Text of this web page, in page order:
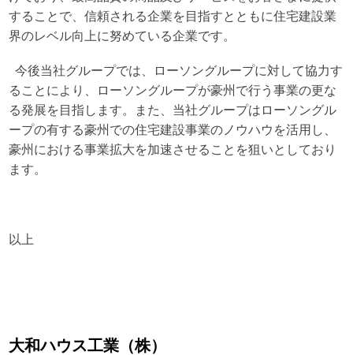
することで、信頼される企業を目指すとともに住宅建設業
界のレベル向上に努めている企業です。
今後当社グループでは、ローソングループに対して協力す
ることにより、ローソングループが豪州で行う事業の更な
る発展を目指します。また、当社グループはローソングル
ープの有する豪州での住宅建設事業のノウハウを活用し、
豪州における事業拡大を加速させることを狙いとしており
ます。
以上
大和ハウス工業（株）